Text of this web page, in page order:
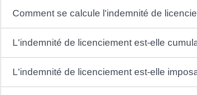
Comment se calcule l'indemnité de
L'indemnité de licenciement est-elle
L'indemnité de licenciement est-elle